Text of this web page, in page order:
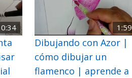
0:34 1:59
Dibujando con Azor |
cómo dibujar un
flamenco | aprende a